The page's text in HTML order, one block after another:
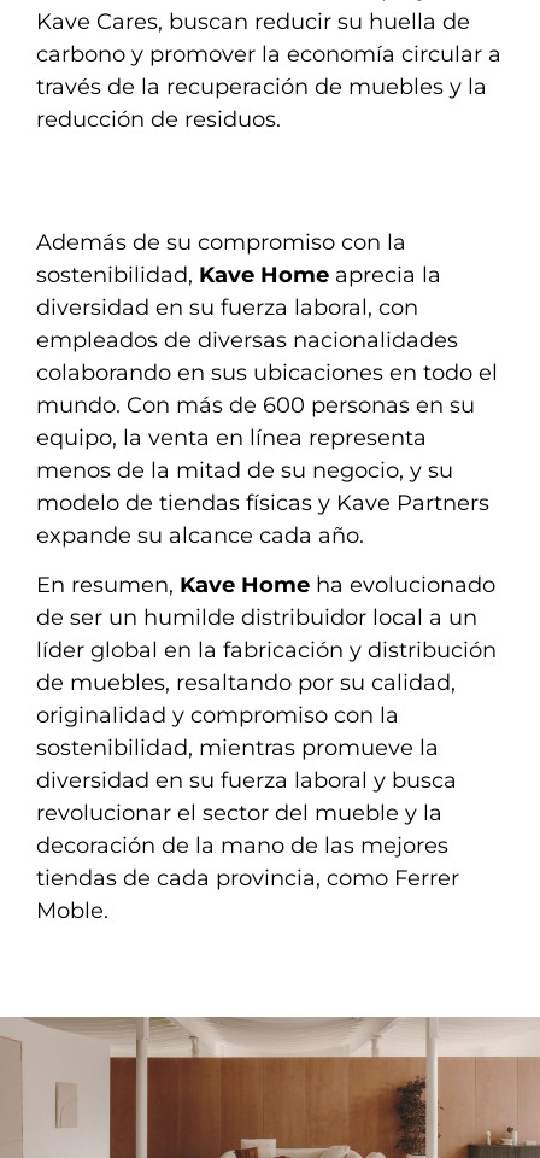
Kave Cares, buscan reducir su huella de
carbono y promover la economía circular a
través de la recuperación de muebles y la
reducción de residuos.
Además de su compromiso con la
sostenibilidad, Kave Home aprecia la
diversidad en su fuerza laboral, con
empleados de diversas nacionalidades
colaborando en sus ubicaciones en todo el
mundo. Con más de 600 personas en su
equipo, la venta en línea representa
menos de la mitad de su negocio, y su
modelo de tiendas físicas y Kave Partners
expande su alcance cada año.
En resumen, Kave Home ha evolucionado
de ser un humilde distribuidor local a un
líder global en la fabricación y distribución
de muebles, resaltando por su calidad,
originalidad y compromiso con la
sostenibilidad, mientras promueve la
diversidad en su fuerza laboral y busca
revolucionar el sector del mueble y la
decoración de la mano de las mejores
tiendas de cada provincia, como Ferrer
Moble.